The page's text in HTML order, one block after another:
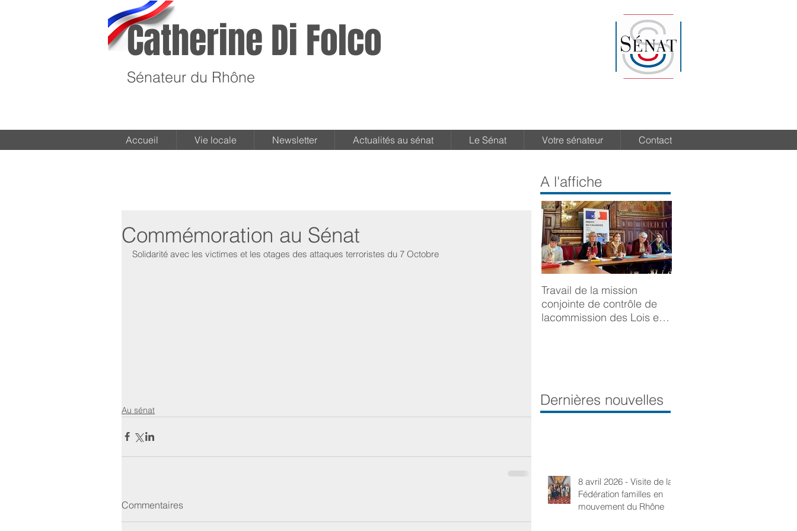
Catherine Di Folco
Sénateur du Rhône
Accueil Vie locale Newsletter Actualités au sénat Le Sénat Votre sénateur Contact
A l'affiche
Commémoration au Sénat
Solidarité avec les victimes et les otages des attaques terroristes du 7 Octobre
Au sénat
Commentaires
Travail de la mission
conjointe de contrôle de
lacommission des Lois et
Dernières nouvelles
8 avril 2026 - Visite de la
Fédération familles en
mouvement du Rhône